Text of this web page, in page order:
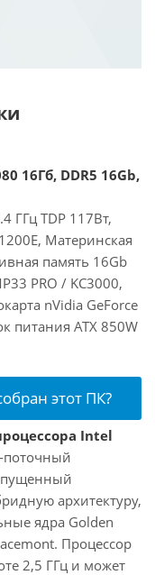
16Гб, DDR5 16Gb,
ГГц TDP 117Вт,
Материнская
память 16Gb
PRO / KC3000,
nVidia GeForce
питания ATX 850W
этот ПК?
Intel
поточный
архитектуру,
ядра Golden
Процессор
2,5 ГГц и может